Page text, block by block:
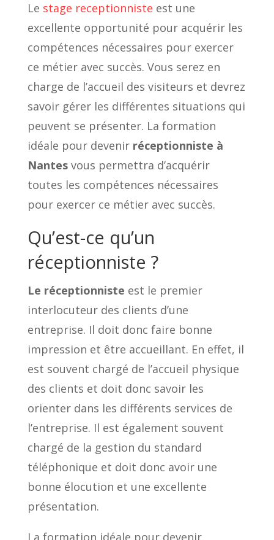
Le stage receptionniste est une
excellente opportunité pour acquérir les
compétences nécessaires pour exercer
ce métier avec succès. Vous serez en
charge de l’accueil des visiteurs et devrez
savoir gérer les différentes situations qui
peuvent se présenter. La formation
idéale pour devenir réceptionniste à
Nantesvous permettra d’acquérir
toutes les compétences nécessaires
pour exercer ce métier avec succès.
Qu’est-ce qu’un
réceptionniste ?
Le réceptionniste est le premier
interlocuteur des clients d’une
entreprise. Il doit donc faire bonne
impression et être accueillant. En effet, il
est souvent chargé de l’accueil physique
des clients et doit donc savoir les
orienter dans les différents services de
l’entreprise. Il est également souvent
chargé de la gestion du standard
téléphonique et doit donc avoir une
bonne élocution et une excellente
présentation.
La formation idéale pour devenir